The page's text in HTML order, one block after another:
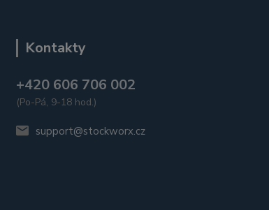
Kontakty
+420 606 706 002
(Po-Pá, 9-18 hod.)
support@stockworx.cz